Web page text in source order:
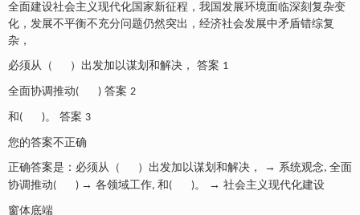
全面建设社会主义现代化国家新征程，我国发展环境面临深刻复杂变
化，发展不平衡不充分问题仍然突出，经济社会发展中矛盾错综复
杂，
必须从（ ）出发加以谋划和解决， 答案 1
全面协调推动( ) 答案 2
和 ( )。 答案 3
您的答案不正确
正确答案是：必须从（ ）出发加以谋划和解决， → 系统观念, 全面
协调推动( ) → 各领域工作, 和 ( )。 → 社会主义现代化建设
窗体底端